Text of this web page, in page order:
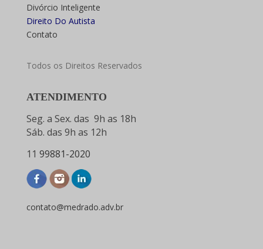
Divórcio Inteligente
Direito Do Autista
Contato
Todos os Direitos Reservados
ATENDIMENTO
Seg. a Sex. das 9h as 18h
Sáb. das 9h as 12h
11 99881-2020
contato@medrado.adv.br